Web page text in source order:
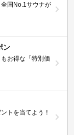
国No.1サウナが
ン
お得な「特別価
トを当てよう！